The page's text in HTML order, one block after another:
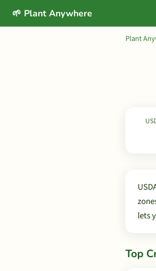
🌱 Plant Anywhere
Plant
lets
Top